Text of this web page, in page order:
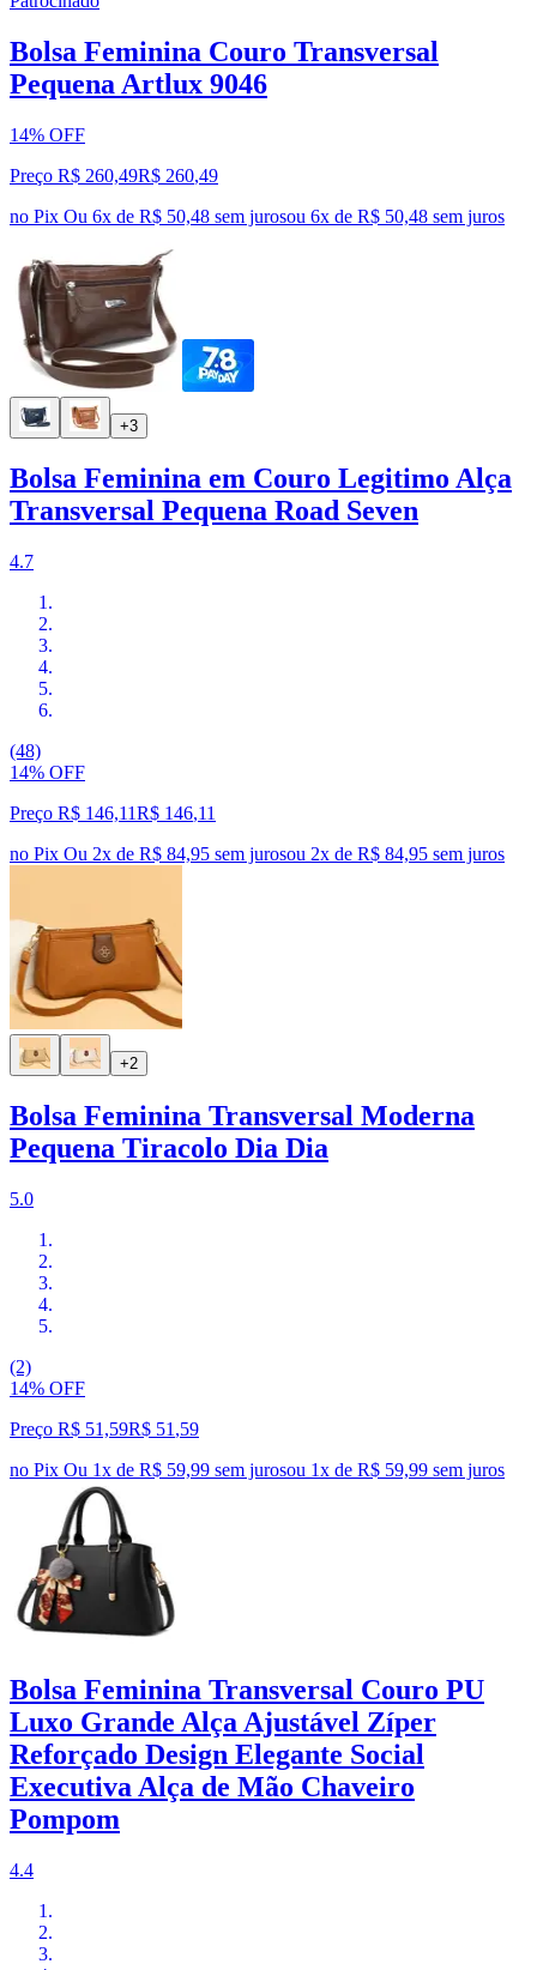
Bolsa Feminina Couro Transversal
Pequena Artlux 9046
14% OFF
Preço R$ 260,49R$ 260,49
no Pix Ou 6x de R$ 50,48 sem jurosou 6x de R$ 50,48 sem juros
+3
Bolsa Feminina em Couro Legitimo Alça
Transversal Pequena Road Seven
4.7
(48)
14% OFF
Preço R$ 146,11R$ 146,11
no Pix Ou 2x de R$ 84,95 sem jurosou 2x de R$ 84,95 sem juros
+2
Bolsa Feminina Transversal Moderna
Pequena Tiracolo Dia Dia
5.0
(2)
14% OFF
Preço R$ 51,59R$ 51 ,59
no Pix Ou 1x de R$ 59,99 sem jurosou 1x de R$ 59,99 sem juros
Bolsa Feminina Transversal Couro PU
Luxo Grande Alça Ajustável Zíper
Reforçado Design Elegante Social
Executiva Alça de Mão Chaveiro
Pompom
4.4